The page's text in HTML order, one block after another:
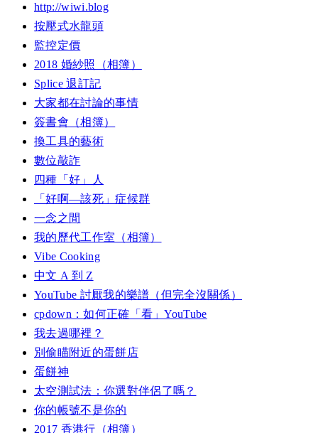
http://wiwi.blog
按壓式水龍頭
監控定價
2018 婚紗照（相簿）
Splice 退訂記
大家都在討論的事情
簽書會（相簿）
換工具的藝術
數位敲詐
四種「好」人
「好啊—該死」症候群
一念之間
我的歷代工作室（相簿）
Vibe Cooking
中文 A 到 Z
YouTube 討厭我的樂譜（但完全沒關係）
cpdown：如何正確「看」YouTube
我去過哪裡？
別偷瞄附近的蛋餅店
蛋餅神
太空測試法：你選對伴侶了嗎？
你的帳號不是你的
2017 香港行（相簿）